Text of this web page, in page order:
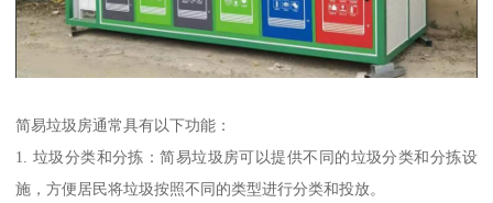
简易垃圾房通常具有以下功能：
1. 垃圾分类和分拣：简易垃圾房可以提供不同的垃圾分类和分拣设
施，方便居民将垃圾按照不同的类型进行分类和投放。